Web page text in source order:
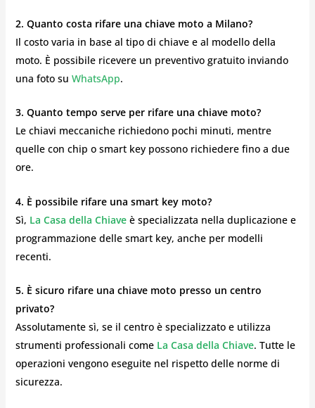
2. Quanto costa rifare una chiave moto a Milano?
Il costo varia in base al tipo di chiave e al modello della
moto. È possibile ricevere un preventivo gratuito inviando
una foto su WhatsApp.
3. Quanto tempo serve per rifare una chiave moto?
Le chiavi meccaniche richiedono pochi minuti, mentre
quelle con chip o smart key possono richiedere fino a due
ore.
4. È possibile rifare una smart key moto?
Sì, La Casa della Chiaveè specializzata nella duplicazione e
programmazione delle smart key, anche per modelli
recenti.
5. È sicuro rifare una chiave moto presso un centro
privato?
Assolutamente sì, se il centro è specializzato e utilizza
strumenti professionali come La Casa della Chiave. Tutte le
operazioni vengono eseguite nel rispetto delle norme di
sicurezza.